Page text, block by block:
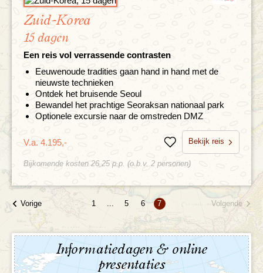
Zuid-Korea
15 dagen
Een reis vol verrassende contrasten
Eeuwenoude tradities gaan hand in hand met de
nieuwste technieken
Ontdek het bruisende Seoul
Bewandel het prachtige Seoraksan nationaal park
Optionele excursie naar de omstreden DMZ
V.a. 4.195,- BewarenBekijk reis
Bijkomende kosten 26,25 p.p. (o.b.v. 2 personen)
Vorige 1 ... 5 6 7 Volgende
Informatiedagen & online
presentaties